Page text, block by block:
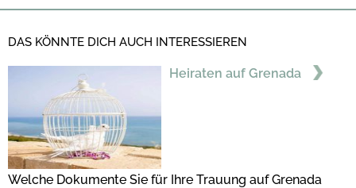
DAS KÖNNTE DICH AUCH INTERESSIEREN
Heiraten auf Grenada
Welche Dokumente Sie für Ihre Trauung auf Grenada